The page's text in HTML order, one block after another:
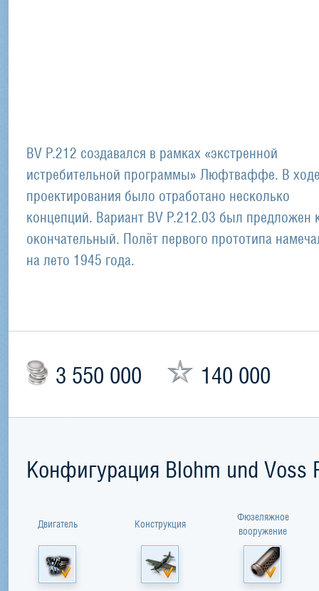
BV P.212 создавался в рамках «экстренной
истребительной программы» Люфтваффе. В
проектирования было отработано несколько
концепций. Вариант BV P.212.03 был предложен
окончательный. Полёт первого прототипа
на лето 1945 года.
3 550 000 140 000
Конфигурация Blohm und Voss
Двигатель Конструкция
Фюзеляжное
вооружение